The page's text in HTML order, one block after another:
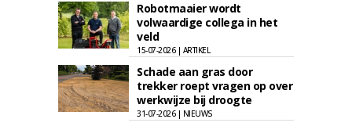
Robotmaaier wordt
volwaardige collega in het
veld
15-07-2026 | ARTIKEL
Schade aan gras door
trekker roept vragen op over
werkwijze bij droogte
31-07-2026 | NIEUWS